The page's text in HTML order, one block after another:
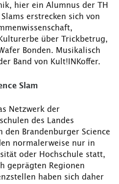
hier ein Alumnus der TH
erstrecken sich von
über Trickbetrug,
Bonden. Musikalisch
Band von Kult!INKoffer.
Slam
Netzwerk der
des Landes
den Brandenburger Science
normalerweise nur in
oder Hochschule statt,
geprägten Regionen
haben sich daher